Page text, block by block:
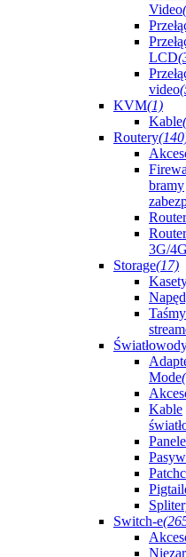
Video
LCD
video
KVM(1)
Kable
Routery
bramy
3G/
Storage(17)
Mode
Kable
Panele
Switch-e